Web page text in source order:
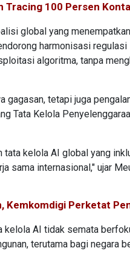
Tracing 100 Persen
global yang
harmonisasi regulasi
algoritma, tanpa
gagasan, tetapi juga
Tata Kelola
kelola AI global yang
sama internasional," ujar
Kemkomdigi Perketat
kelola AI tidak semata
terutama bagi negara